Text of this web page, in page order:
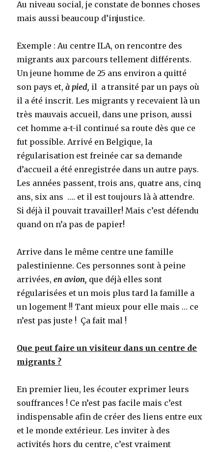
Au niveau social, je constate de bonnes choses
mais aussi beaucoup d’injustice.
Exemple : Au centre ILA, on rencontre des
migrants aux parcours tellement différents.
Un jeune homme de 25 ans environ a quitté
son pays et,à pied, il a transité par un pays où
il a été inscrit. Les migrants y recevaient là un
très mauvais accueil, dans une prison, aussi
cet homme a-t-il continué sa route dès que ce
fut possible. Arrivé en Belgique, la
régularisation est freinée car sa demande
d’accueil a été enregistrée dans un autre pays.
Les années passent, trois ans, quatre ans, cinq
ans, six ans …. et il est toujours là à attendre.
Si déjà il pouvait travailler! Mais c’est défendu
quand on n’a pas de papier!
Arrive dans le même centre une famille
palestinienne. Ces personnes sont à peine
arrivées,en avion, que déjà elles sont
régularisées et un mois plus tard la famille a
un logement !! Tant mieux pour elle mais … ce
n’est pas juste ! Ça fait mal !
Que peut faire un visiteur dans un centre de
migrants ?
En premier lieu, les écouter exprimer leurs
souffrances ! Ce n’est pas facile mais c’est
indispensable afin de créer des liens entre eux
et le monde extérieur. Les inviter à des
activités hors du centre, c’est vraiment